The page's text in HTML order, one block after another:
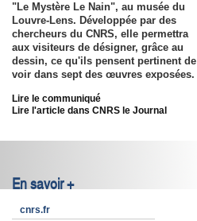
"Le Mystère Le Nain", au musée du
Louvre-Lens. Développée par des
chercheurs du CNRS, elle permettra
aux visiteurs de désigner, grâce au
dessin, ce qu'ils pensent pertinent de
voir dans sept des œuvres exposées.
Lire le communiqué
Lire l'article dans CNRS le Journal
En savoir +
cnrs.fr